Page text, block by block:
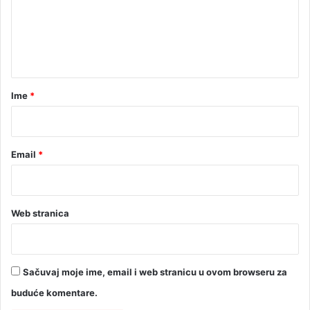
rIme *
Email *
Web stranica
Sačuvaj moje ime, email i web stranicu u ovom browseru za
buduće komentare.